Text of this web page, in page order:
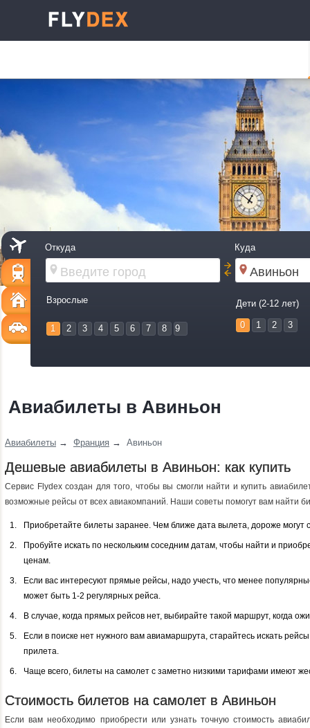
Откуда Куда
Взрослые
1 2 3 4 5 6 7 8 9
Дети (2-12 лет)
0 1 2 3
Авиабилеты в Авиньон
Авиабилеты → Франция → Авиньон
Дешевые авиабилеты в Авиньон: как купить
Сервис Flydex создан для того, чтобы вы смогли найти и купить
возможные рейсы от всех авиакомпаний. Наши советы помогут вам найти
Приобретайте билеты заранее. Чем ближе дата вылета, дороже могут
Пробуйте искать по нескольким соседним датам, чтобы найти и
ценам.
Если вас интересуют прямые рейсы, надо учесть, что менее
может быть 1-2 регулярных рейса.
В случае, когда прямых рейсов нет, выбирайте такой маршрут, когда
Если в поиске нет нужного вам авиамаршрута, старайтесь искать
прилета.
Чаще всего, билеты на самолет с заметно низкими тарифами имеют
Стоимость билетов на самолет в Авиньон
Если вам необходимо приобрести или узнать точную стоимость